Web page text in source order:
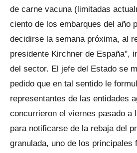
de carne vacuna (limitadas
ciento de los embarques del año
decidirse la semana próxima, al
presidente Kirchner de España",
del sector. El jefe del Estado se
pedido que en tal sentido le
representantes de las entidades
concurrieron el viernes pasado a
para notificarse de la rebaja del
granulada, uno de los principales